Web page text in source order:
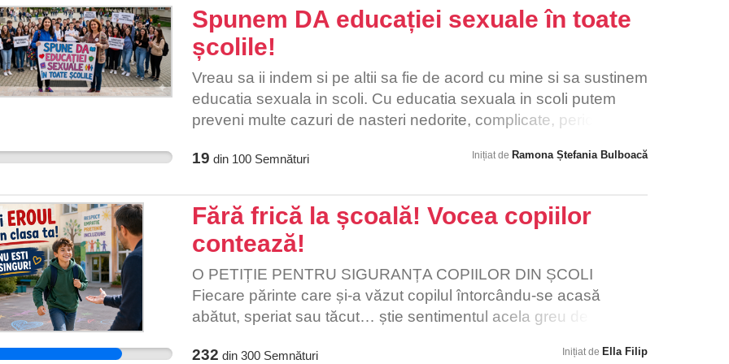
recunoaștere a efortului depus. Prin această petiție, cerem un
sistem mai echitabil, care să încurajeze educația și să ofere
șanse egale tuturor elevilor care muncesc pentru rezultate bune.
Astăzi este vorba despre burse, dar în realitate este vorba
despre respectul acordat muncii și educației fiecărui elev din
România. Dragi elevi. Nu luptați unul împotriva celuilalt. Luptați
Spunem DA educației sexuale în toate
școlile!
Vreau sa ii indem si pe altii sa fie de acord cu mine si sa sustinem
educatia sexuala in scoli. Cu educatia sexuala in scoli putem
preveni multe cazuri de nasteri nedorite, complicate, periculoase
19 din 100Semnături Inițiat de Ramona Ștefania Bulboacă
Fără frică la școală! Vocea copiilor
contează!
O PETIȚIE PENTRU SIGURANȚA COPIILOR DIN ȘCOLI
Fiecare părinte care și-a văzut copilul întorcându-se acasă
abătut, speriat sau tăcut… știe sentimentul acela greu de pus în
— acolo unde ar trebui să fie în siguranță, să învețe, să crească
232 din 300Semnături Inițiat de Ella Filip